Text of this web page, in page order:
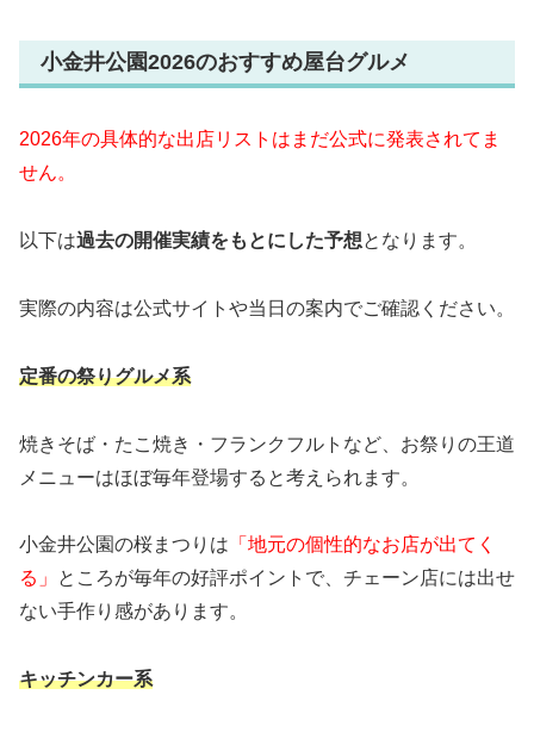
小金井公園2026のおすすめ屋台グルメ
2026年の具体的な出店リストはまだ公式に発表されてま
せん。
以下は過去の開催実績をもとにした予想となります。
実際の内容は公式サイトや当日の案内でご確認ください。
定番の祭りグルメ系
焼きそば・たこ焼き・フランクフルトなど、お祭りの王道
メニューはほぼ毎年登場すると考えられます。
小金井公園の桜まつりは 「地元の個性的なお店が出てく
る」
ところが毎年の好評ポイントで、チェーン店には出せ
ない手作り感があります。
キッチンカー系